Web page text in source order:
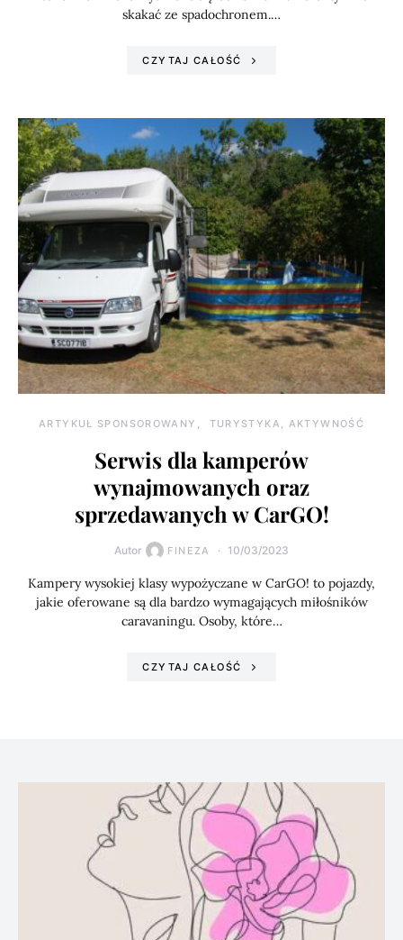
skakać ze spadochronem.…
CZYTAJ CAŁOŚĆ
ARTYKUŁ SPONSOROWANY TURYSTYKA, AKTYWNOŚĆ
Serwis dla kamperów
wynajmowanych oraz
sprzedawanych w CarGO!
Autor FINEZA 10/03/2023
Kampery wysokiej klasy wypożyczane w CarGO! to pojazdy,
jakie oferowane są dla bardzo wymagających miłośników
caravaningu. Osoby, które…
CZYTAJ CAŁOŚĆ